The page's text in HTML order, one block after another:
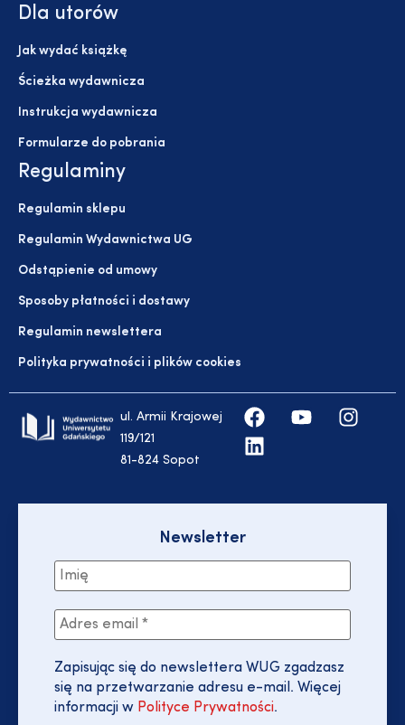
Dla utorów
Jak wydać książkę
Ścieżka wydawnicza
Instrukcja wydawnicza
Formularze do pobrania
Regulaminy
Regulamin sklepu
Regulamin Wydawnictwa UG
Odstąpienie od umowy
Sposoby płatności i dostawy
Regulamin newslettera
Polityka prywatności i plików cookies
ul. Armii Krajowej
119/121
81-824 Sopot
Newsletter
Zapisując się do newslettera WUG zgadzasz
się na przetwarzanie adresu e-mail. Więcej
informacji w Polityce Prywatności.